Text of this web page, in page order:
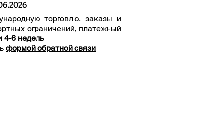
.2026
торговлю, заказы и
ограничений, платежный
4-6 недель
формой обратной связи